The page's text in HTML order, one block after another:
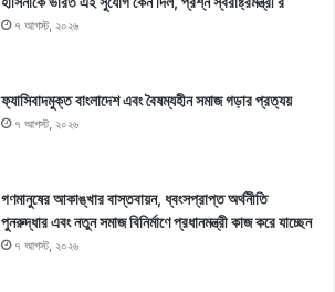
৭ আগস্ট, ২০২৬
ফ্যাসিবাদমুক্ত বাংলাদেশ এবং বৈষম্যহীন সমাজ গড়ার প্রত্যয়
৭ আগস্ট, ২০২৬
গণমানুষের আকাঙ্খার বাস্তবায়ন, ধ্বংসপ্রাপ্ত অর্থনীতি
পুনরুদ্ধার এবং নতুন সমাজ বিনির্মাণে প্রধানমন্ত্রী কাজ করে যাচ্ছেন
৭ আগস্ট, ২০২৬